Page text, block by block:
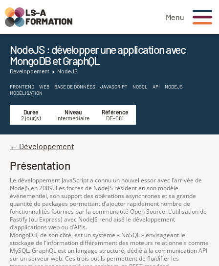
Menu
NodeJS : développer une application avec
MongoDB et GraphQL
Développement NodeJS
FRONTEND WEB BASE DE DONNÉES JAVASCRIPT NOSQL API
NODEJS
MODÉLISATION
Durée
2 jour(s)
Niveau
Intermédiaire
Référence
DE-081
← Développement
Présentation
Le développement JavaScript a connu un nouvel essor avec l’arrivée de
NodeJS en 2009. Les forces de NodeJS résident en son modèle
événementiel, son support des opérations asynchrones et sa grande
quantité de packages permettant d’ajouter rapidement nombre de
fonctionnalités fournies par la communauté Open Source. L’utilisation de
Fastify (ou Express) avec NodeJS rend aisé le développement
d’applications web ou d’APIs.
MongoDB, de son côté, est un système « NoSQL » envisageant le
stockage de l’information différemment des moteurs relationnels comme
MySQL. GraphQL est un langage structuré, dédié à la communication API
sur un serveur web. Ces trois outils permettent de fluidifier les